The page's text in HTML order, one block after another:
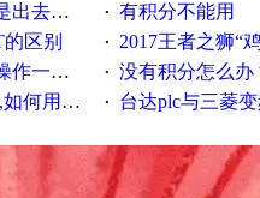
要特别注意啊 · 有积分不能用
区别 · 2017王者之狮“鸡”情签到
份或还原系统。 · 没有积分怎么办
！拜托各位大神了！ · 台达plc与三菱